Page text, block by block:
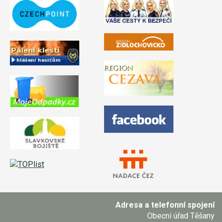
Adresa a telefonní spojení
Obecní úřad Těšany